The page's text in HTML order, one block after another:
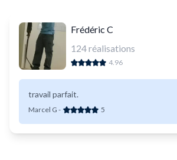
Frédéric C
124réalisations
4.96
travail parfait.
Marcel G - 5